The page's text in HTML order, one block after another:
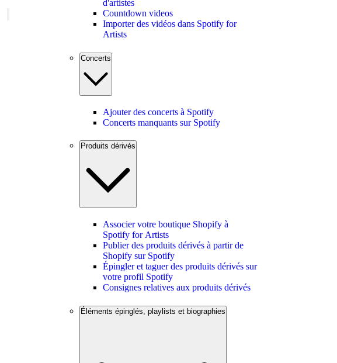
d'artistes
Countdown videos
Importer des vidéos dans Spotify for
Artists
Concerts
Ajouter des concerts à Spotify
Concerts manquants sur Spotify
Produits dérivés
Associer votre boutique Shopify à
Spotify for Artists
Publier des produits dérivés à partir de
Shopify sur Spotify
Épingler et taguer des produits dérivés sur
votre profil Spotify
Consignes relatives aux produits dérivés
Éléments épinglés, playlists et biographies